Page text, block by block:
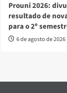
Prouni 2026:
resultado de
para o 2º
6 de agosto de 2026